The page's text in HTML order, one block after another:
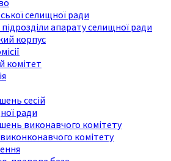
селищної ради
апарату селищної ради
корпус
комітет
сесій
ради
виконавчого комітету
комітету